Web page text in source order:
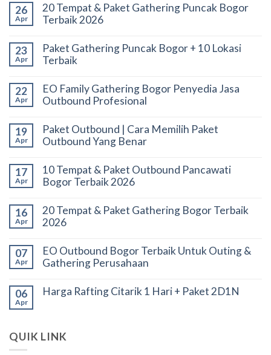
26
Apr
20 Tempat & Paket Gathering Puncak Bogor
Terbaik 2026
23
Apr
Paket Gathering Puncak Bogor + 10 Lokasi
Terbaik
22
Apr
EO Family Gathering Bogor Penyedia Jasa
Outbound Profesional
19
Apr
Paket Outbound | Cara Memilih Paket
Outbound Yang Benar
17
Apr
10 Tempat & Paket Outbound Pancawati
Bogor Terbaik 2026
16
Apr
20 Tempat & Paket Gathering Bogor Terbaik
2026
07
Apr
EO Outbound Bogor Terbaik Untuk Outing &
Gathering Perusahaan
06
Apr
Harga Rafting Citarik 1 Hari + Paket 2D1N
QUIK LINK